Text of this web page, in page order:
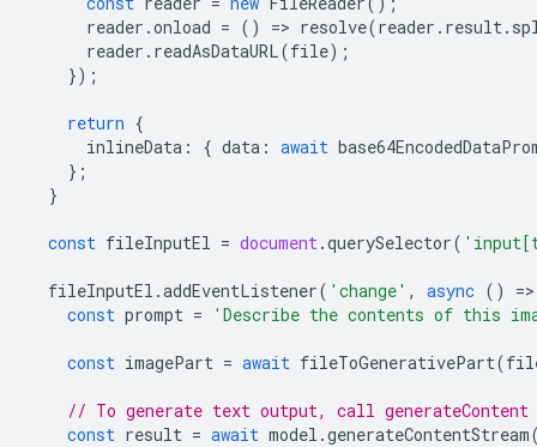
reader .onload = () => resolve(reader . result.
reader . readAsDataURL(file);
});
return {
inlineData : { data : await
};
}
const fileInputEl = document.querySelector(
fileInputEl .addEventListener( 'change' , async () =>
const prompt = 'Describe the contents of this
const imagePart = await fileToGenerativePart(
// To generate text output, call
const result = await model .generateContentStream